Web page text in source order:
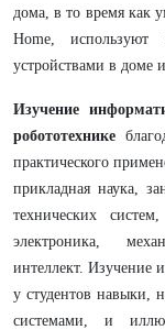
дома, в то время как
Home, используют
устройствами в доме
Изучение
робототехнике
практического
прикладная наука,
технических
электроника,
интеллект. Изучение
у студентов навыки,
системами, и